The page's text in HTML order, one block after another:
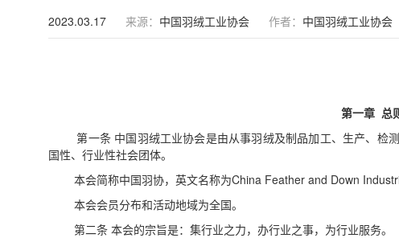
2023.03.17 来源： 中国羽绒工业协会 作者： 中国羽绒工业协会
第一章 总
第一条 中国羽绒工业协会是由从事羽绒及制品加工、生产、检
国性、行业性社会团体。
本会简称中国羽协，英文名称为China Feather and Down
本会会员分布和活动地域为全国。
第二条 本会的宗旨是：集行业之力，办行业之事，为行业服务。